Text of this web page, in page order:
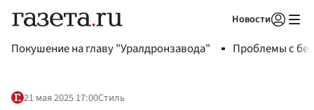
Новости
Покушение на главу "Уралдронзавода" Проблемы с
21 мая 2025 17:00Стиль